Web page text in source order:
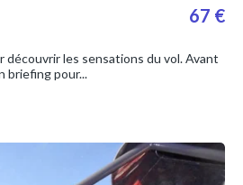
67 €
découvrir les sensations du vol. Avant
briefing pour...